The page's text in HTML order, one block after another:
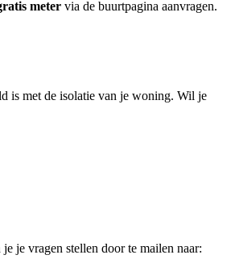
meter via de buurtpagina aanvragen.
is met de isolatie van je woning. Wil je
je vragen stellen door te mailen naar: